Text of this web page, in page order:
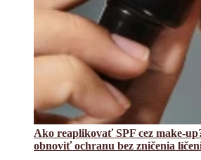
Ako reaplikovať SPF cez make-
obnoviť ochranu bez zničenia